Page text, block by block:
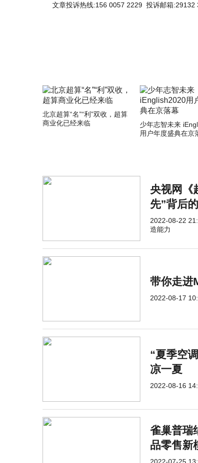
文章投诉热线:156 0057 2229 投诉邮箱:29132
北京超算“名”“利”双收，超算
商业化已经来临
少年志智未来
用户年度盛典在京
央视网《
先”背后
2022-08-22
造能力
带你走进
2022-08-17
“夏季空
凉一夏
2022-08-16
雀巢普瑞
品零售新